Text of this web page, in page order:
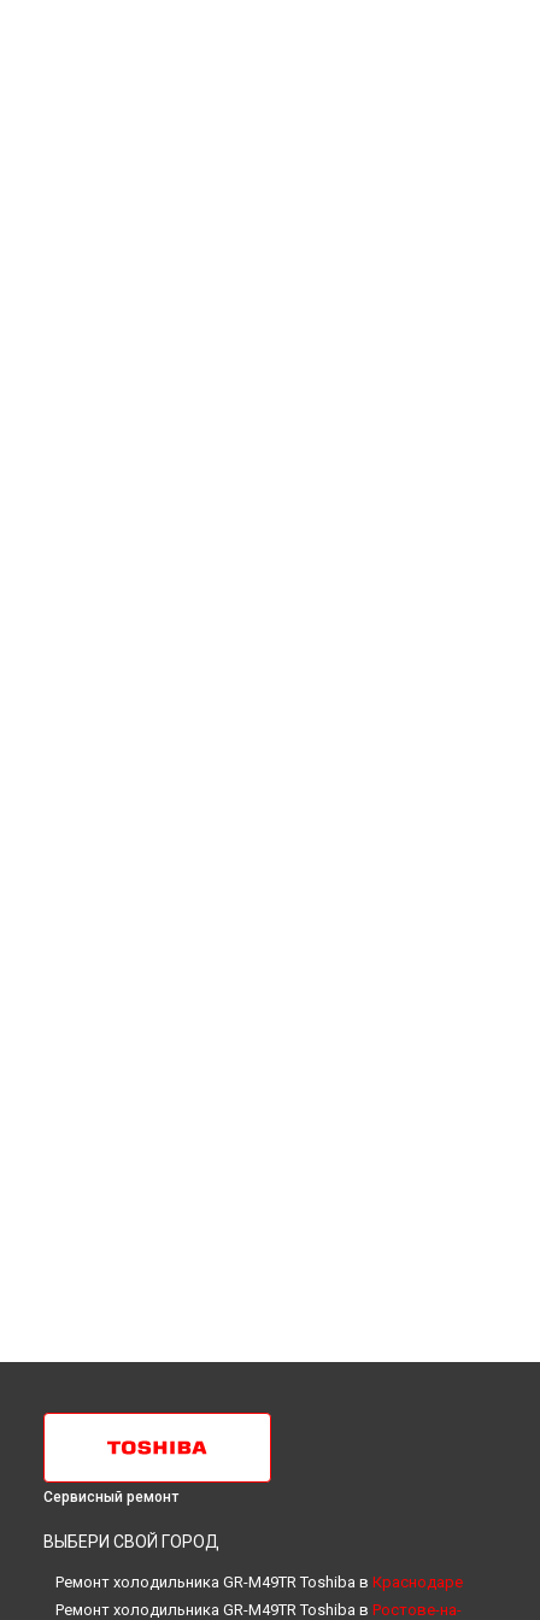
Сервисный ремонт
ВЫБЕРИ СВОЙ ГОРОД
Ремонт холодильника GR-M49TR Toshiba в Краснодаре
Ремонт холодильника GR-M49TR Toshiba в Ростове-на-